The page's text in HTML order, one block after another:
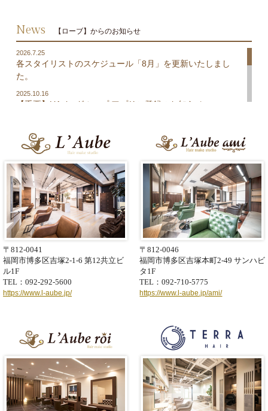
News 【ローブ】からのお知らせ
2026.7.25
各スタイリストのスケジュール「8月」を更新いたしまし
た。
2025.10.16
【重要】L’Aubeグループ アプリご登録のお知らせ
L’Aubeグループの公式アプリがリニューアルしました！
2022.8.1
ReFa BEAUTECH EPI【リファビューテック エピ】各店にて
販売中！※数量限定
2018.8.19
ReFa CARAT【リファカラット】各店にてご購入が可能で
す！
〒812-0041
福岡市博多区吉塚2-1-6 第12共立ビ
ル1F
TEL：092-292-5600
https://www.l-aube.jp/
〒812-0046
福岡市博多区吉塚本町2-49サンハビ
タ1F
TEL：092-710-5775
https://www.l-aube.jp/ami/